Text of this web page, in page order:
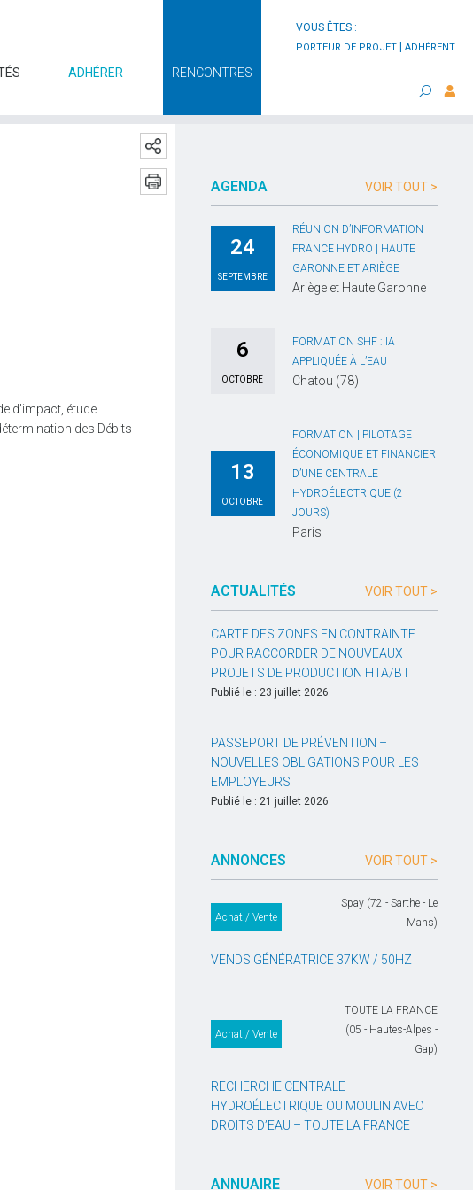
VOUS ÊTES :
PORTEUR DE PROJET ADHÉRENT
ADHÉRER RENCONTRES
d’impact, étude
des Débits
AGENDA VOIR TOUT >
24
SEPTEMBRE
RÉUNION D’INFORMATION
FRANCE HYDRO | HAUTE
GARONNE ET ARIÈGE
Ariège et Haute Garonne
6
OCTOBRE
FORMATION SHF : IA
APPLIQUÉE À L’EAU
Chatou (78)
13
OCTOBRE
FORMATION | PILOTAGE
ÉCONOMIQUE ET FINANCIER
D’UNE CENTRALE
HYDROÉLECTRIQUE (2
JOURS)
Paris
ACTUALITÉS VOIR TOUT >
CARTE DES ZONES EN CONTRAINTE
POUR RACCORDER DE NOUVEAUX
PROJETS DE PRODUCTION HTA/BT
Publié le : 23 juillet 2026
PASSEPORT DE PRÉVENTION –
NOUVELLES OBLIGATIONS POUR LES
EMPLOYEURS
Publié le : 21 juillet 2026
ANNONCES VOIR TOUT >
Achat / Vente
Spay (72 - Sarthe - Le
Mans)
VENDS GÉNÉRATRICE 37KW / 50HZ
Achat / Vente
TOUTE LA FRANCE
(05 - Hautes-Alpes -
Gap)
RECHERCHE CENTRALE
HYDROÉLECTRIQUE OU MOULIN AVEC
DROITS D’EAU – TOUTE LA FRANCE
ANNUAIRE VOIR TOUT >